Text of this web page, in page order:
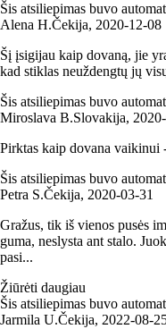
Šis atsiliepimas buvo
Alena H.Čekija, 2020‑12‑08
Šį įsigijau kaip dovaną, jie
kad stiklas neuždengtų jų
Šis atsiliepimas buvo
Miroslava B.Slovakija,
Pirktas kaip dovana vaikinui
Šis atsiliepimas buvo
Petra S.Čekija, 2020‑03‑31
Gražus, tik iš vienos pusės
guma, neslysta ant stalo.
pasi...
Žiūrėti daugiau
Šis atsiliepimas buvo
Jarmila U.Čekija,